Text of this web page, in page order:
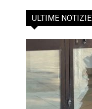
ULTIME NOTIZIE